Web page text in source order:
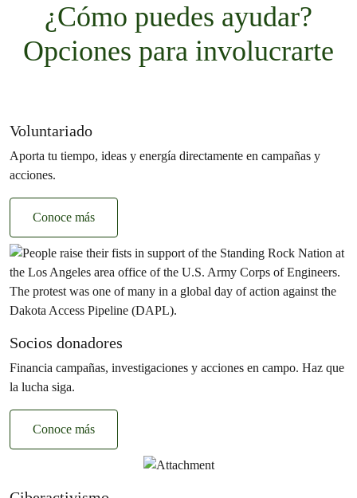
¿Cómo puedes ayudar?
Opciones para involucrarte
Voluntariado
Aporta tu tiempo, ideas y energía directamente en campañas y
acciones.
Conoce más
Socios donadores
Financia campañas, investigaciones y acciones en campo. Haz que
la lucha siga.
Conoce más